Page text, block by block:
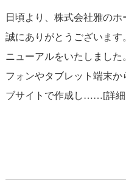
日頃より、株式会社雅のホ
誠にありがとうございます
ニューアルをいたしました
フォンやタブレット端末
ブサイトで作成し……[詳細